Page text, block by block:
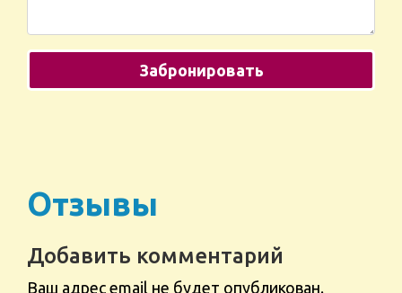
Отзывы
Добавить комментарий
Ваш адрес email не будет опубликован.